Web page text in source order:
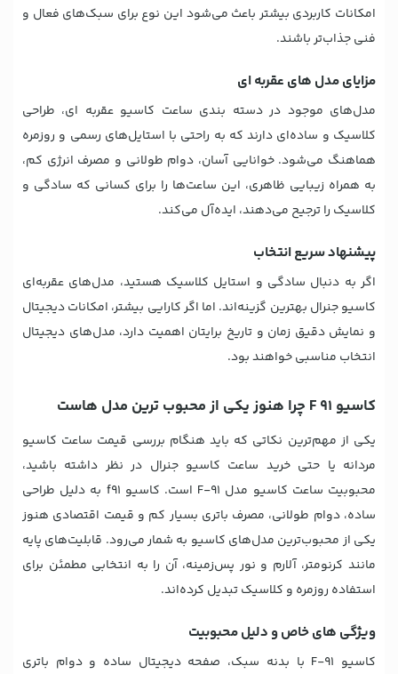
امکانات کاربردی بیشتر باعث می‌شود این نوع برای سبک‌های فعال و
فنی جذاب‌تر باشند.
مزایای مدل های عقربه ای
مدل‌های موجود در دسته بندی ساعت کاسیو عقربه ای، طراحی
کلاسیک و ساده‌ای دارند که به راحتی با استایل‌های رسمی و روزمره
هماهنگ می‌شود. خوانایی آسان، دوام طولانی و مصرف انرژی کم،
به همراه زیبایی ظاهری، این ساعت‌ها را برای کسانی که سادگی و
کلاسیک را ترجیح می‌دهند، ایده‌آل می‌کند.
پیشنهاد سریع انتخاب
اگر به دنبال سادگی و استایل کلاسیک هستید، مدل‌های عقربه‌ای
کاسیو جنرال بهترین گزینه‌اند. اما اگر کارایی بیشتر، امکانات دیجیتال
و نمایش دقیق زمان و تاریخ برایتان اهمیت دارد، مدل‌های دیجیتال
انتخاب مناسبی خواهند بود.
کاسیو F 91 چرا هنوز یکی از محبوب ترین مدل هاست
یکی از مهم‌ترین نکاتی که باید هنگام بررسی قیمت ساعت کاسیو
مردانه یا حتی خرید ساعت کاسیو جنرال در نظر داشته باشید،
محبوبیت ساعت کاسیو مدل F-91 است. کاسیو f91 به دلیل طراحی
ساده، دوام طولانی، مصرف باتری بسیار کم و قیمت اقتصادی هنوز
یکی از محبوب‌ترین مدل‌های کاسیو به شمار می‌رود. قابلیت‌های پایه
مانند کرنومتر، آلارم و نور پس‌زمینه، آن را به انتخابی مطمئن برای
استفاده روزمره و کلاسیک تبدیل کرده‌اند.
ویژگی های خاص و دلیل محبوبیت
کاسیو F-91 با بدنه سبک، صفحه دیجیتال ساده و دوام باتری